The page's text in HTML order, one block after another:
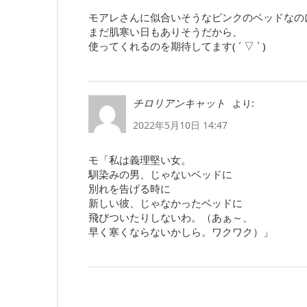
モアレさんに似合いそうなピンクのベッドな
まだ肌寒い日もありそうだから、
使ってくれるのを期待してます( ´ ▽ ` )
チロリアンキャット
より:
2022年5月10日 14:47
モ「私は義理堅い女。
馴染みの男、じゃないベッドに
別れを告げる時に
新しい彼、じゃなかったベッドに
飛びついたりしないわ。（あぁ～、
早く寒くならないかしら。ワクワク）」